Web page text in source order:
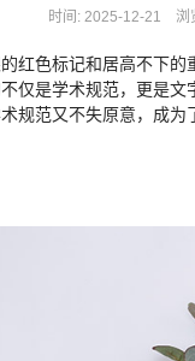
时间: 2025-12-21 浏
红色标记和居高不下
仅是学术规范，更是
规范又不失原意，成为